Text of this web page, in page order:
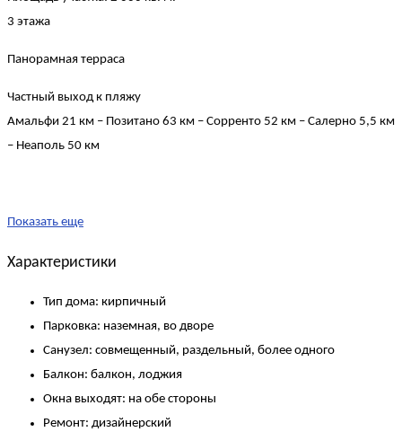
3 этажа
Панорамная терраса
Частный выход к пляжу
Амальфи 21 км – Позитано 63 км – Сорренто 52 км – Салерно 5,5 км
– Неаполь 50 км
Показать еще
Характеристики
Тип дома: кирпичный
Парковка: наземная, во дворе
Санузел: совмещенный, раздельный, более одного
Балкон: балкон, лоджия
Окна выходят: на обе стороны
Ремонт: дизайнерский